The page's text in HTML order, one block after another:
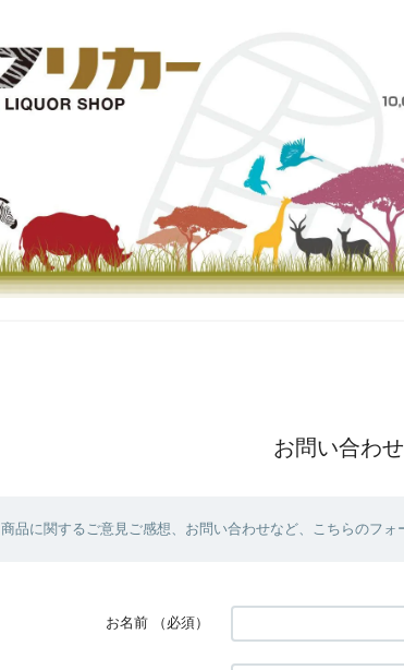
お問い合わせ
商品に関するご意見ご感想、お問い合わせなど、こちらのフ
お名前 （必須）